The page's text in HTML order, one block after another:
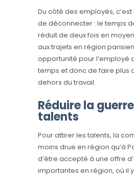
Du côté des employés,
de déconnecter : le temps
réduit de deux fois en
aux trajets en région
opportunité pour l’employé
temps et donc de faire plus
dehors du travail.
Réduire la
talents
Pour attirer les talents, la
moins drue en région qu’à
d’être accepté à une offre
importantes en région, où il